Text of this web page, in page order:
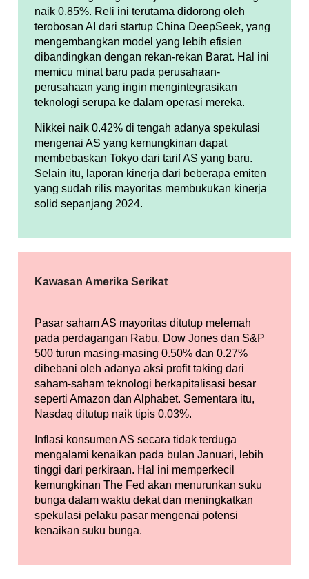
naik 0.85%. Reli ini terutama didorong oleh
terobosan AI dari startup China DeepSeek, yang
mengembangkan model yang lebih efisien
dibandingkan dengan rekan-rekan Barat. Hal ini
memicu minat baru pada perusahaan-
perusahaan yang ingin mengintegrasikan
teknologi serupa ke dalam operasi mereka.
Nikkei naik 0.42% di tengah adanya spekulasi
mengenai AS yang kemungkinan dapat
membebaskan Tokyo dari tarif AS yang baru.
Selain itu, laporan kinerja dari beberapa emiten
yang sudah rilis mayoritas membukukan kinerja
solid sepanjang 2024.
Kawasan Amerika Serikat
Pasar saham AS mayoritas ditutup melemah
pada perdagangan Rabu. Dow Jones dan S&P
500 turun masing-masing 0.50% dan 0.27%
dibebani oleh adanya aksi profit taking dari
saham-saham teknologi berkapitalisasi besar
seperti Amazon dan Alphabet. Sementara itu,
Nasdaq ditutup naik tipis 0.03%.
Inflasi konsumen AS secara tidak terduga
mengalami kenaikan pada bulan Januari, lebih
tinggi dari perkiraan. Hal ini memperkecil
kemungkinan The Fed akan menurunkan suku
bunga dalam waktu dekat dan meningkatkan
spekulasi pelaku pasar mengenai potensi
kenaikan suku bunga.